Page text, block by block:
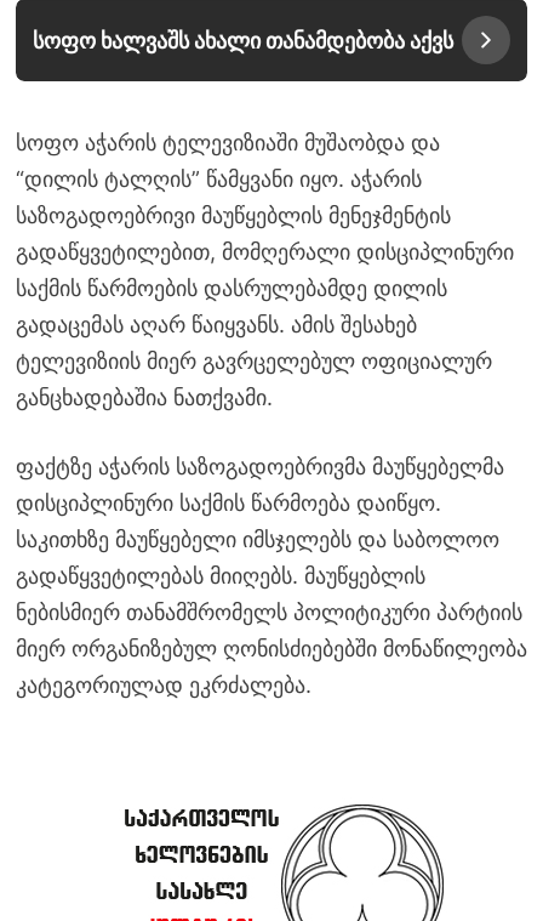
სოფო ხალვაშს ახალი თანამდებობა აქვს
სოფო აჭარის ტელევიზიაში მუშაობდა და
“დილის ტალღის” წამყვანი იყო. აჭარის
საზოგადოებრივი მაუწყებლის მენეჯმენტის
გადაწყვეტილებით, მომღერალი დისციპლინური
საქმის წარმოების დასრულებამდე დილის
გადაცემას აღარ წაიყვანს. ამის შესახებ
ტელევიზიის მიერ გავრცელებულ ოფიციალურ
განცხადებაშია ნათქვამი.
ფაქტზე აჭარის საზოგადოებრივმა მაუწყებელმა
დისციპლინური საქმის წარმოება დაიწყო.
საკითხზე მაუწყებელი იმსჯელებს და საბოლოო
გადაწყვეტილებას მიიღებს. მაუწყებლის
ნებისმიერ თანამშრომელს პოლიტიკური პარტიის
მიერ ორგანიზებულ ღონისძიებებში მონაწილეობა
კატეგორიულად ეკრძალება.